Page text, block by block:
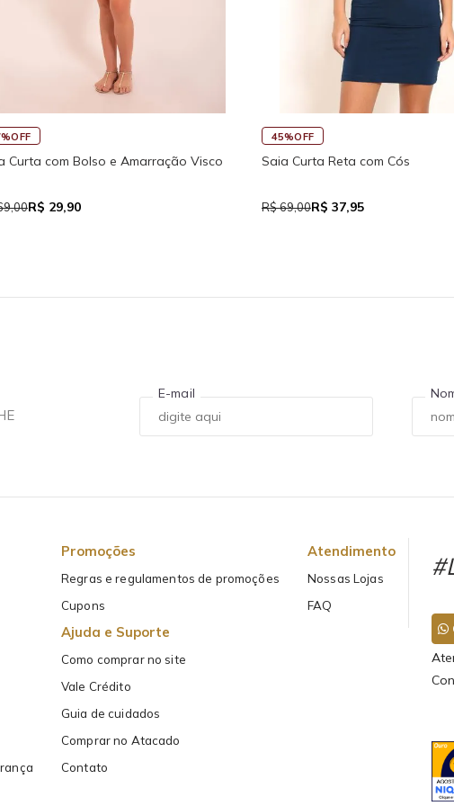
Fitness New Ikat Com Abertura
R$ 111,93
45%OFF
Regata Feminina de Alcinhas
R$ 71,00R$ 39,05
E-mail
Promoções
Regras e regulamentos de promoções
Cupons
Ajuda e Suporte
Como comprar no site
Vale Crédito
Guia de cuidados
Comprar no Atacado
Contato
Atendimento
Nossas Lojas
FAQ